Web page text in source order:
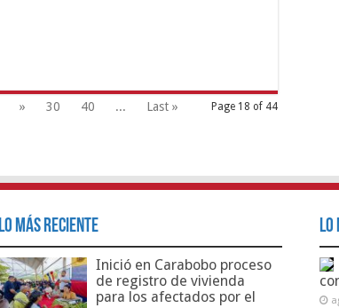
Page 18 of 44
» 30 40 ... Last »
Lo Más Reciente
Inició en Carabobo proceso
de registro de vivienda
para los afectados por el